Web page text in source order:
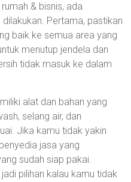
& bisnis, ada
Pertama, pastikan
baik ke semua area yang
menutup jendela dan
tidak masuk ke dalam
alat dan bahan yang
selang air, dan
Jika kamu tidak yakin
jasa yang
sudah siap pakai.
pilihan kalau kamu tidak